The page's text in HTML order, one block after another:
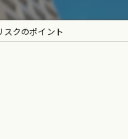
クのポイント